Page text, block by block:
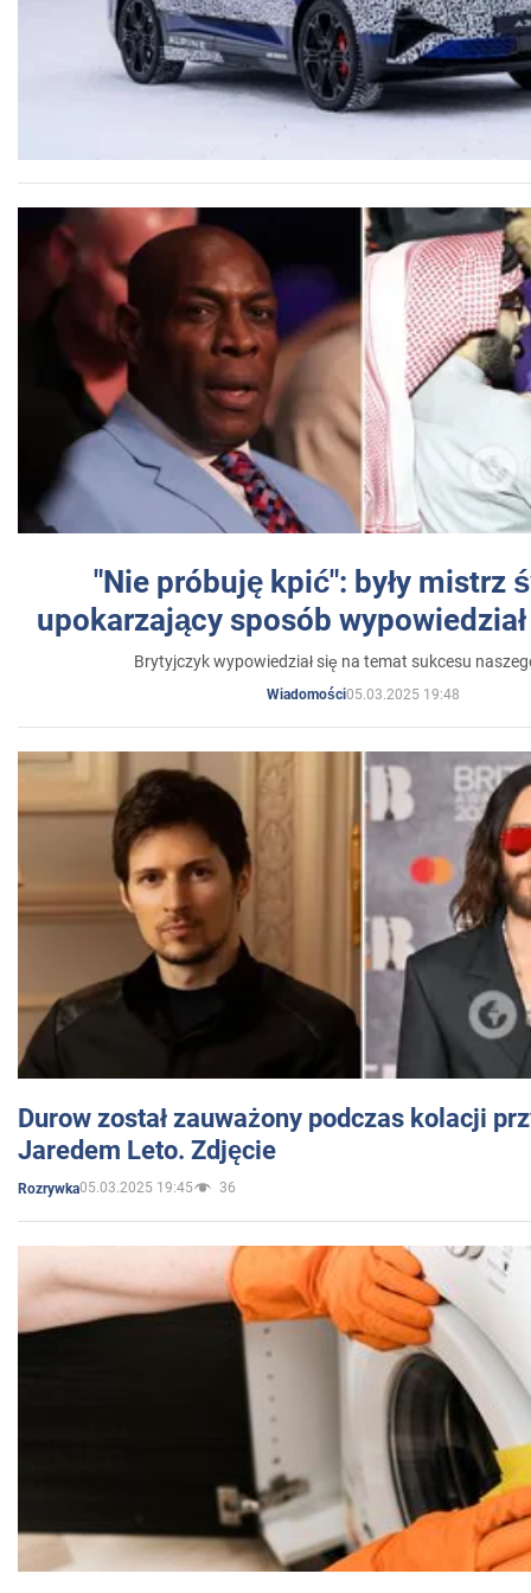
"Nie próbuję kpić": były mistrz
upokarzający sposób
Brytyjczyk wypowiedział się na temat sukcesu
Wiadomości05.03.2025 19:48
Durow został zauważony podczas kolacji
Jaredem Leto. Zdjęcie
Rozrywka05.03.2025 19:45 36